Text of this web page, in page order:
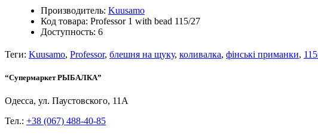
Производитель: Kuusamo
Код товара: Professor 1 with bead 115/27
Доступность: 6
Теги: Kuusamo, Professor, блешня на щуку, коливалка, фінські приманки,
“Супермаркет РЫБАЛКА”
Одесса, ул. Паустовского, 11А
Тел.: +38 (067) 488-40-85